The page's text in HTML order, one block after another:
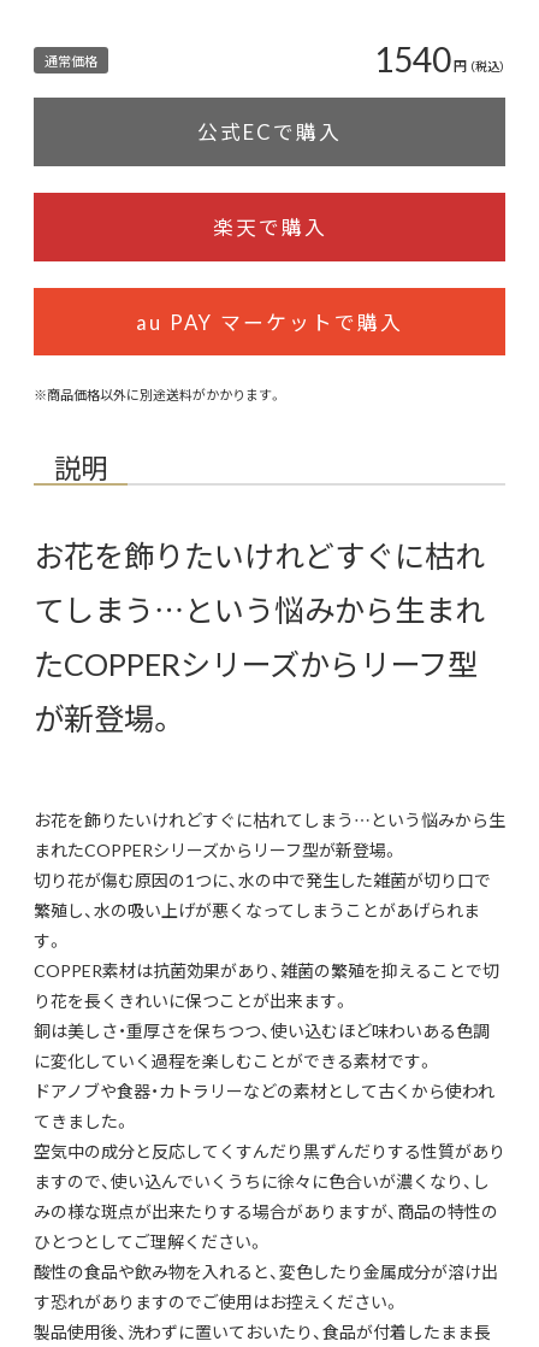
通常価格 1540円 （税込）
公式ECで購入
楽天で購入
au PAY マーケットで購入
※商品価格以外に別途送料がかかります。
説明
お花を飾りたいけれどすぐに枯れ
てしまう…という悩みから生まれ
たCOPPERシリーズからリーフ型
が新登場。
お花を飾りたいけれどすぐに枯れてしまう…という悩みから生
まれたCOPPERシリーズからリーフ型が新登場。
切り花が傷む原因の1つに、水の中で発生した雑菌が切り口で
繁殖し、水の吸い上げが悪くなってしまうことがあげられま
す。
COPPER素材は抗菌効果があり、雑菌の繁殖を抑えることで切
り花を長くきれいに保つことが出来ます。
銅は美しさ・重厚さを保ちつつ、使い込むほど味わいある色調
に変化していく過程を楽しむことができる素材です。
ドアノブや食器・カトラリーなどの素材として古くから使われ
てきました。
空気中の成分と反応してくすんだり黒ずんだりする性質があり
ますので、使い込んでいくうちに徐々に色合いが濃くなり、し
みの様な斑点が出来たりする場合がありますが、商品の特性の
ひとつとしてご理解ください。
酸性の食品や飲み物を入れると、変色したり金属成分が溶け出
す恐れがありますのでご使用はお控えください。
製品使用後、洗わずに置いておいたり、食品が付着したまま長